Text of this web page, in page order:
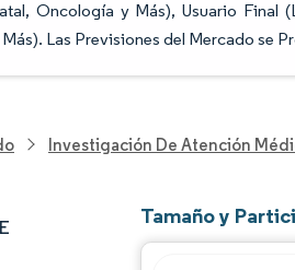
Oncología y Más), Usuario
Las Previsiones del Mercado se
Investigación De Atención
Tamaño y